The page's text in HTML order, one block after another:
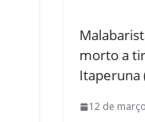
morto a
Itaperuna
12 de